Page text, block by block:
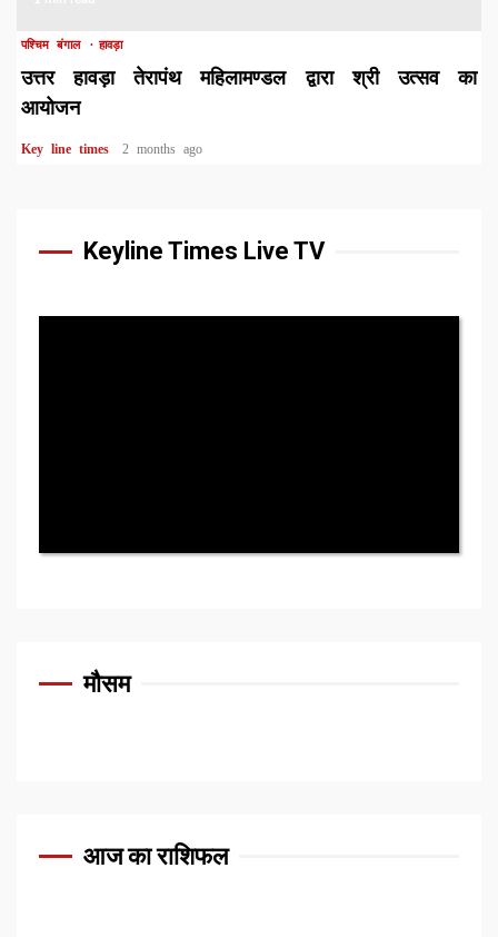
पश्चिम बंगाल हावड़ा
उत्तर हावड़ा तेरापंथ महिलामण्डल द्वारा श्री उत्सव का
आयोजन
Key line times 2 months ago
Keyline Times Live TV
मौसम
आज का राशिफल